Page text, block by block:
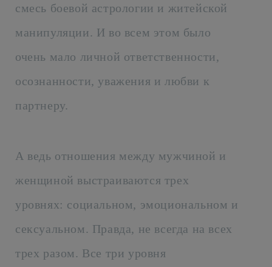
смесь боевой астрологии и житейской
манипуляции. И во всем этом было
очень мало личной ответственности,
осознанности, уважения и любви к
партнеру.
А ведь отношения между мужчиной и
женщиной выстраиваются трех
уровнях: социальном, эмоциональном и
сексуальном. Правда, не всегда на всех
трех разом. Все три уровня